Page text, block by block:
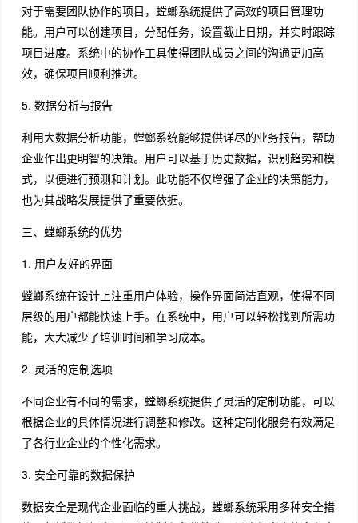
对于需要团队协作的项目，螳螂系统提供了高效的项目管理功
能。用户可以创建项目，分配任务，设置截止日期，并实时跟踪
项目进度。系统中的协作工具使得团队成员之间的沟通更加高
效，确保项目顺利推进。
5. 数据分析与报告
利用大数据分析功能，螳螂系统能够提供详尽的业务报告，帮助
企业作出更明智的决策。用户可以基于历史数据，识别趋势和模
式，以便进行预测和计划。此功能不仅增强了企业的决策能力，
也为其战略发展提供了重要依据。
三、螳螂系统的优势
1. 用户友好的界面
螳螂系统在设计上注重用户体验，操作界面简洁直观，使得不同
层级的用户都能快速上手。在系统中，用户可以轻松找到所需功
能，大大减少了培训时间和学习成本。
2. 灵活的定制选项
不同企业有不同的需求，螳螂系统提供了灵活的定制功能，可以
根据企业的具体情况进行调整和修改。这种定制化服务有效满足
了各行业企业的个性化需求。
3. 安全可靠的数据保护
数据安全是现代企业面临的重大挑战，螳螂系统采用多种安全措